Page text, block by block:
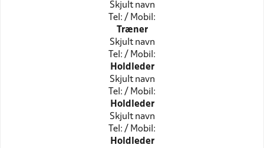
Skjult navn
Tel: / Mobil:
Træner
Skjult navn
Tel: / Mobil:
Holdleder
Skjult navn
Tel: / Mobil:
Holdleder
Skjult navn
Tel: / Mobil:
Holdleder